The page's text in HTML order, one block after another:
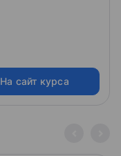
На сайт курса